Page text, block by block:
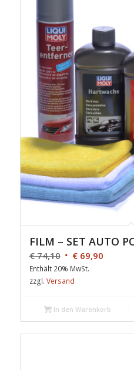
FILM – SET AUTO
€74,10 €69,90
Enthält 20% MwSt.
zzgl. Versand
In den Warenkorb